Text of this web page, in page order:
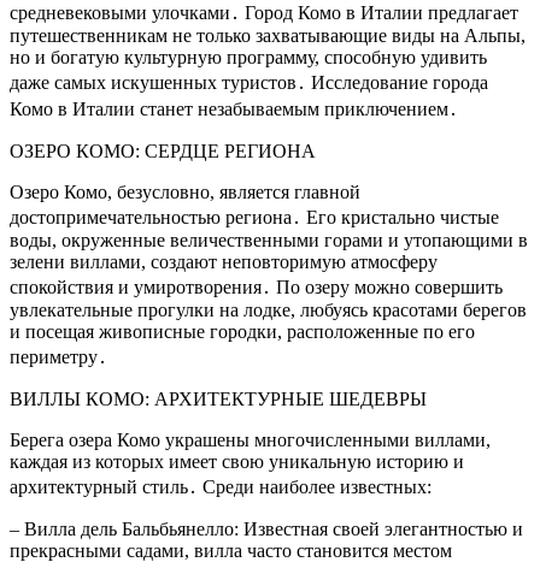
средневековыми улочками․ Город Комо в Италии предлагает
путешественникам не только захватывающие виды на Альпы,
но и богатую культурную программу, способную удивить
даже самых искушенных туристов․ Исследование города
Комо в Италии станет незабываемым приключением․
ОЗЕРО КОМО: СЕРДЦЕ РЕГИОНА
Озеро Комо, безусловно, является главной
достопримечательностью региона․ Его кристально чистые
воды, окруженные величественными горами и утопающими в
зелени виллами, создают неповторимую атмосферу
спокойствия и умиротворения․ По озеру можно совершить
увлекательные прогулки на лодке, любуясь красотами берегов
и посещая живописные городки, расположенные по его
периметру․
ВИЛЛЫ КОМО: АРХИТЕКТУРНЫЕ ШЕДЕВРЫ
Берега озера Комо украшены многочисленными виллами,
каждая из которых имеет свою уникальную историю и
архитектурный стиль․ Среди наиболее известных:
– Вилла дель Бальбьянелло: Известная своей элегантностью и
прекрасными садами, вилла часто становится местом